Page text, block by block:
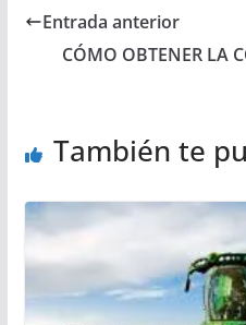
Entrada anterior
CÓMO OBTENER LA
También te